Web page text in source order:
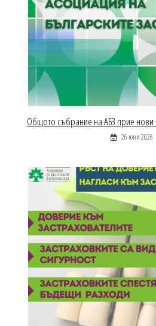
Общото събрание на АБЗ прие нови
26 юни 2026